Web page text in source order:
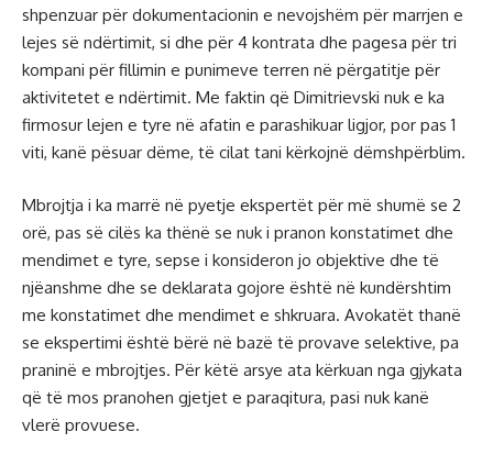
shpenzuar për dokumentacionin e nevojshëm për marrjen e
lejes së ndërtimit, si dhe për 4 kontrata dhe pagesa për tri
kompani për fillimin e punimeve terren në përgatitje për
aktivitetet e ndërtimit. Me faktin që Dimitrievski nuk e ka
firmosur lejen e tyre në afatin e parashikuar ligjor, por pas 1
viti, kanë pësuar dëme, të cilat tani kërkojnë dëmshpërblim.
Mbrojtja i ka marrë në pyetje ekspertët për më shumë se 2
orë, pas së cilës ka thënë se nuk i pranon konstatimet dhe
mendimet e tyre, sepse i konsideron jo objektive dhe të
njëanshme dhe se deklarata gojore është në kundërshtim
me konstatimet dhe mendimet e shkruara. Avokatët thanë
se ekspertimi është bërë në bazë të provave selektive, pa
praninë e mbrojtjes. Për këtë arsye ata kërkuan nga gjykata
që të mos pranohen gjetjet e paraqitura, pasi nuk kanë
vlerë provuese.